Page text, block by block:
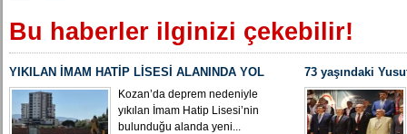
Bu haberler ilginizi çekebilir!
YIKILAN İMAM HATİP LİSESİ ALANINDA YOL
ÇALIŞMASI BAŞLADIKozan’da deprem nedeniyle
yıkılan İmam Hatip Lisesi’nin
bulunduğu alanda yeni...
73 yaşındaki
Yeniden MHP